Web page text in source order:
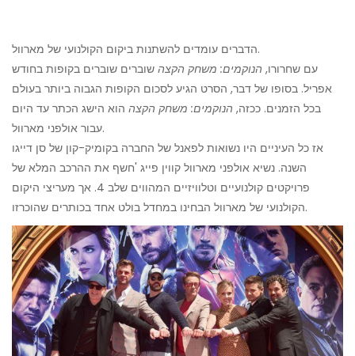
הדברים עומדים להשתנות ביקום הקולנועי של מארוול.
עם שחרורו, הנוקמים: משחק הקצה שוברים שוברים בקופות בחודש
אפריל. בסופו של דבר, הסרט הגיע לסכום הקופות הגבוה ביותר בעולם
בכל הזמנים. ככזה, הנוקמים: משחק הקצה הוא הישג הכתר עד היום
עבור אולפני מארוול.
אז כל העיניים היו נשואות לפאנל של החברה בקומיק-קון של סן דייגו
השנה. נשיא אולפני מארוול קווין פייג 'חשף את ההרכב המלא של
פרויקטים קולנועיים וטלוויזיים המהווים שלב 4. אך מעריצי היקום
הקולנועי של מארוול הבחינו במחדל בולט אחד בכותרים שהוכרזו.